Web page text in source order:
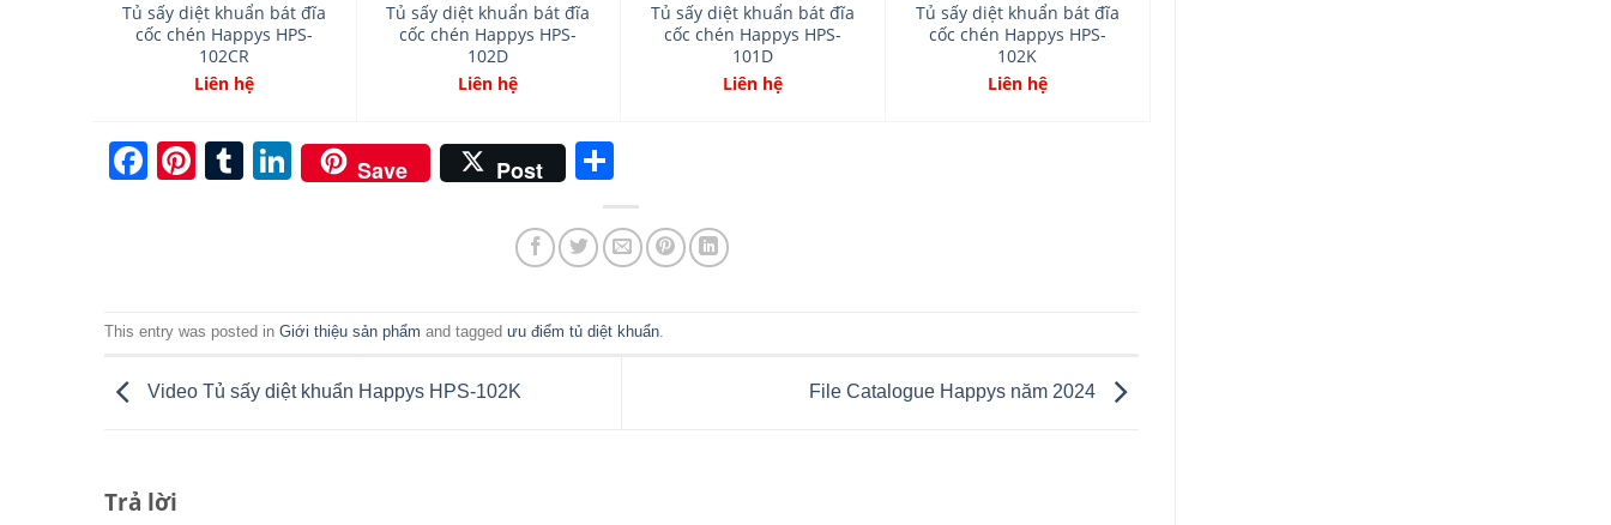
Tủ sấy diệt khuẩn bát đĩa
cốc chén Happys HPS-
102CR
Liên hệ
Tủ sấy diệt khuẩn bát đĩa
cốc chén Happys HPS-
102D
Liên hệ
Tủ sấy diệt khuẩn bát đĩa
cốc chén Happys HPS-
101D
Liên hệ
Tủ sấy diệt khuẩn bát đĩa
cốc chén Happys HPS-
102K
Liên hệ
Facebook
Pinterest
Tumblr
LinkedIn
Save Post
This entry was posted in Giới thiệu sản phẩm and tagged ưu điểm tủ diệt khuẩn.
Video Tủ sấy diệt khuẩn Happys HPS-102K File Catalogue Happys năm 2024
Trả lời